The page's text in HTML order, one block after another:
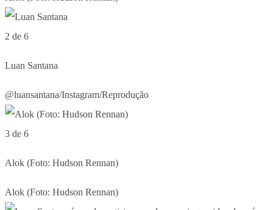
2 de 6
Luan Santana
@luansantana/Instagram/Reprodução
3 de 6
Alok (Foto: Hudson Rennan)
Alok (Foto: Hudson Rennan)